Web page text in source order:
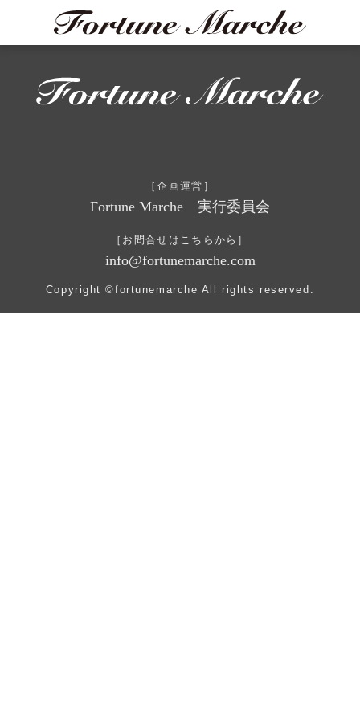
［企画運営］
Fortune Marche 実行委員会
［お問合せはこちらから］
info@fortunemarche.com
Copyright ©fortunemarche All rights reserved.